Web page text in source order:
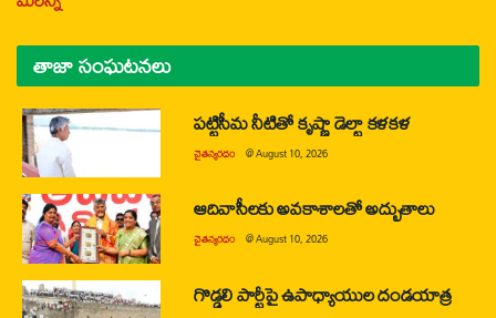
తాజా సంఘటనలు
పట్టిసీమ నీటితో కృష్ణా డెల్టా కళకళ
చైతన్యరధం @August 10, 2026
ఆదివాసీలకు అవకాశాలతో అద్భుతాలు
చైతన్యరధం @August 10, 2026
గొడ్డలి పార్టీపై ఉపాధ్యాయుల దండయాత్ర